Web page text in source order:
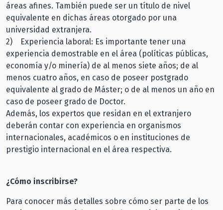
áreas afines. También puede ser un título de nivel
equivalente en dichas áreas otorgado por una
universidad extranjera.
2) Experiencia laboral: Es importante tener una
experiencia demostrable en el área (políticas públicas,
economía y/o minería) de al menos siete años; de al
menos cuatro años, en caso de poseer postgrado
equivalente al grado de Máster; o de al menos un año en
caso de poseer grado de Doctor.
Además, los expertos que residan en el extranjero
deberán contar con experiencia en organismos
internacionales, académicos o en instituciones de
prestigio internacional en el área respectiva.
¿Cómo inscribirse?
Para conocer más detalles sobre cómo ser parte de los